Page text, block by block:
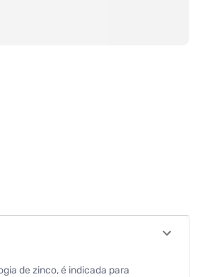
de zinco, é indicada para